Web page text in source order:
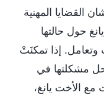
القضايا المهنية
حول حالتها
وتعامل. إذا تمكنَتْ
مشكلتها في
الأخت يانغ،